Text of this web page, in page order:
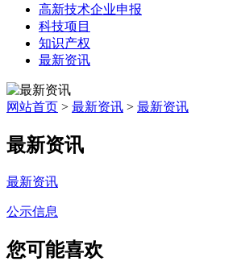
高新技术企业申报
科技项目
知识产权
最新资讯
网站首页 > 最新资讯 > 最新资讯
最新资讯
最新资讯
公示信息
您可能喜欢